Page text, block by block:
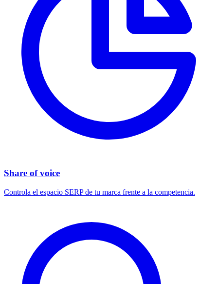
Share of voice
Controla el espacio SERP de tu marca frente a la competencia.